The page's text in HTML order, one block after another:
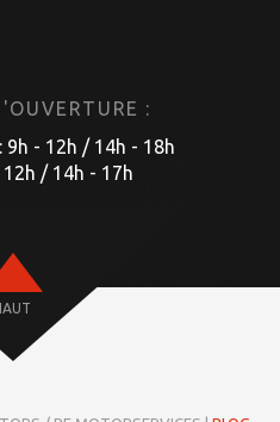
:
9h - 12h / 14h - 18h
/ 14h - 17h